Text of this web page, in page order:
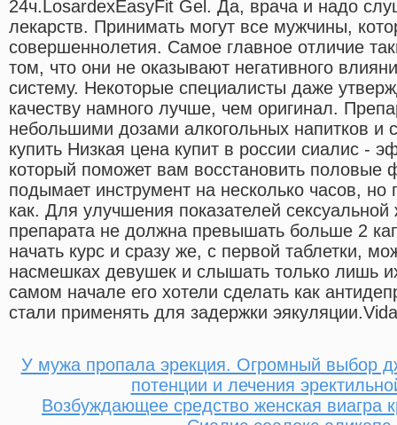
24ч.LosardexEasyFit Gel. Да, врача и надо
лекарств. Принимать могут все мужчины,
совершеннолетия. Самое главное отличие
том, что они не оказывают негативного
систему. Некоторые специалисты даже
качеству намного лучше, чем оригинал.
небольшими дозами алкогольных напитков
купить Низкая цена купит в россии сиалис -
который поможет вам восстановить половые
подымает инструмент на несколько часов, но
как. Для улучшения показателей сексуальной
препарата не должна превышать больше 2
начать курс и сразу же, с первой таблетки,
насмешках девушек и слышать только лишь
самом начале его хотели сделать как
стали применять для задержки
У мужа пропала эрекция. Огромный выбор
потенции и лечения
Возбуждающее средство женская виагра